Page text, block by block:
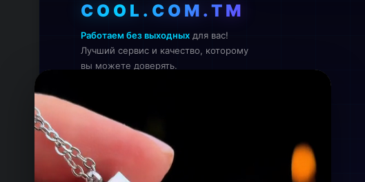
COOL.COM.TM
Работаем без выходных для вас!
Лучший сервис и качество, которому
вы можете доверять.